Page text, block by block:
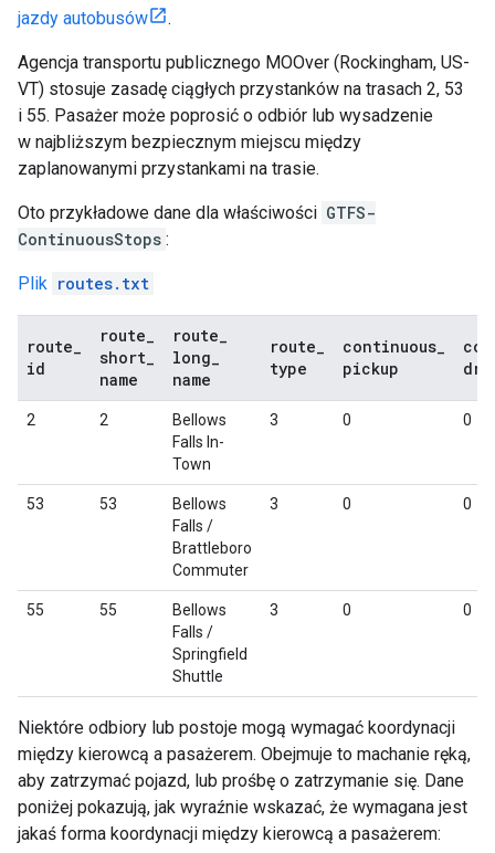
jazdy autobusów
.
Agencja transportu publicznego MOOver (Rockingham, US-
VT) stosuje zasadę ciągłych przystanków na trasach 2, 53
i 55. Pasażer może poprosić o odbiór lub wysadzenie
w najbliższym bezpiecznym miejscu między
zaplanowanymi przystankami na trasie.
Oto przykładowe dane dla właściwości GTFS-
ContinuousStops :
Plik routes.txt
route
id
route
short
name
route
long
name
route
type
continuous
pickup
2 2
Bellows
Falls In-
Town
3 0 0
53 53
Bellows
Falls /
Brattleboro
Commuter
3 0 0
55 55
Bellows
Falls /
Springfield
Shuttle
3 0 0
Niektóre odbiory lub postoje mogą wymagać koordynacji
między kierowcą a pasażerem. Obejmuje to machanie ręką,
aby zatrzymać pojazd, lub prośbę o zatrzymanie się. Dane
poniżej pokazują, jak wyraźnie wskazać, że wymagana jest
jakaś forma koordynacji między kierowcą a pasażerem: